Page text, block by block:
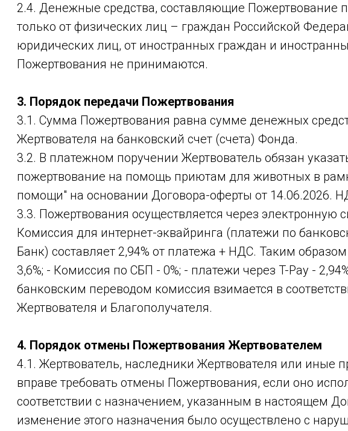
2.4. Денежные средства, составляющие Пожертвование
только от физических лиц – граждан Российской
юридических лиц, от иностранных граждан и
Пожертвования не принимаются.
3. Порядок передачи Пожертвования
3.1. Сумма Пожертвования равна сумме денежных
Жертвователя на банковский счет (счета) Фонда.
3.2. В платежном поручении Жертвователь обязан
пожертвование на помощь приютам для животных в
помощи" на основании Договора-оферты от 14.06.2026.
3.3. Пожертвования осуществляется через электронную
Комиссия для интернет-эквайринга (платежи по
Банк) составляет 2,94% от платежа + НДС. Таким
3,6%; - Комиссия по СБП - 0%; - платежи через T-Pay -
банковским переводом комиссия взимается в
Жертвователя и Благополучателя.
4. Порядок отмены Пожертвования Жертвователем
4.1. Жертвователь, наследники Жертвователя или иные
вправе требовать отмены Пожертвования, если оно
соответствии с назначением, указанным в настоящем
изменение этого назначения было осуществлено с